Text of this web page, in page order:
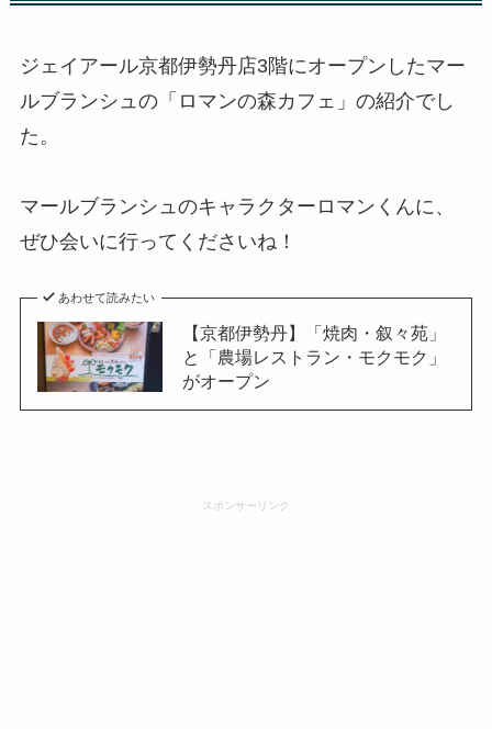
ジェイアール京都伊勢丹店3階にオープンしたマー
ルブランシュの「ロマンの森カフェ」の紹介でし
た。
マールブランシュのキャラクターロマンくんに、
ぜひ会いに行ってくださいね！
あわせて読みたい
【京都伊勢丹】「焼肉・叙々苑」
と「農場レストラン・モクモク」
がオープン
スポンサーリンク